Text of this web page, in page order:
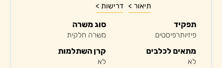
תיאור > דרישות >
תפקיד
פיזיותרפיסטים
מתאים לכלבים
לא
סוג משרה
משרה חלקית
קרן השתלמות
לא